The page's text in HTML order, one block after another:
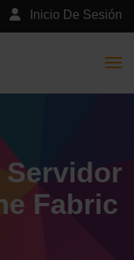
Inicio De Sesión
Servidor
Fabric